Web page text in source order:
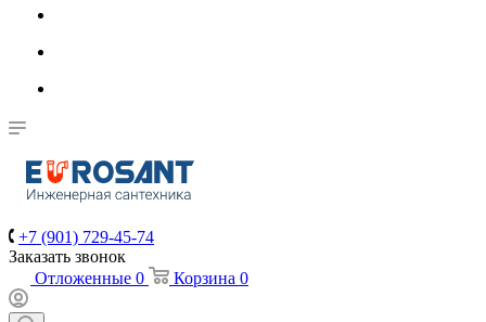
+7 (901) 729-45-74
Заказать звонок
Отложенные 0 Корзина 0